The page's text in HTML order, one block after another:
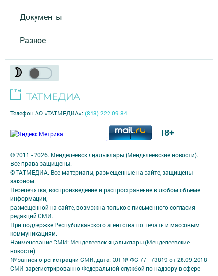
Документы
Разное
© 2011 - 2026. Менделеевск яӊалыклары (Менделеевские новости).
Все права защищены.
© ТАТМЕДИА. Все материалы, размещенные на сайте, защищены
законом.
Перепечатка, воспроизведение и распространение в любом объеме
информации,
размещенной на сайте, возможна только с письменного согласия
редакций СМИ.
При поддержке Республиканского агентства по печати и массовым
коммуникациям.
Наименование СМИ: Менделеевск яӊалыклары (Менделеевские
новости)
№ записи о регистрации СМИ, дата: ЭЛ № ФС 77 - 73819 от 28.09.2018
СМИ зарегистрированно Федеральной службой по надзору в сфере
Телефон АО «ТАТМЕДИА»:(843) 222 09 84
; 18+